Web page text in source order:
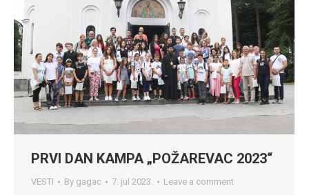
PRVI DAN KAMPA „POŽAREVAC 2023“
VESTI By gagac 7. jul 2023. Leave a comment